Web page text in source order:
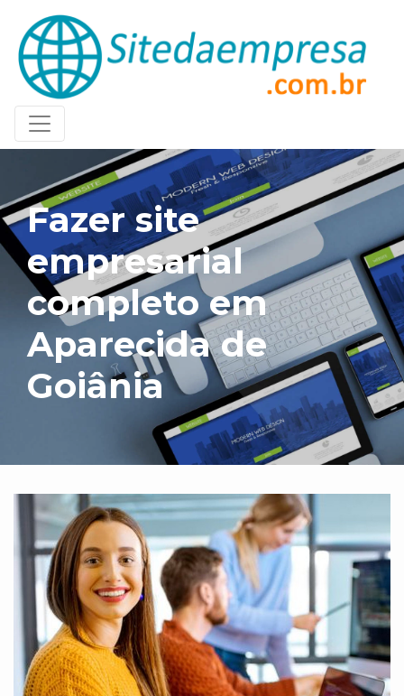
Fazer site
empresarial
completo em
Aparecida de
Goiânia